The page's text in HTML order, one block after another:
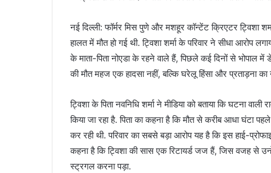
नई दिल्ली: फॉर्मर मिस पुणे और मशहूर कॉन्टेंट क्रिएटर ट्विशा
हालत में मौत हो गई थी. ट्विशा शर्मा के परिवार ने सीधा आरोप
के माता-पिता नोएडा के रहने वाले हैं, पिछले कई दिनों से भोपाल
की मौत महज एक हादसा नहीं, बल्कि घरेलू हिंसा और प्रताड़ना का
ट्विशा के पिता नवनिधि शर्मा ने मीडिया को बताया कि घटना
किया जा रहा है. पिता का कहना है कि मौत से करीब आधा घंटा
कर रही थी. परिवार का सबसे बड़ा आरोप यह है कि इस हाई-
कहना है कि ट्विशा की सास एक रिटायर्ड जज हैं, जिस वजह से
स्ट्रगल करना पड़ा.